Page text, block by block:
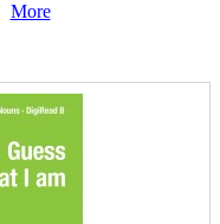
More